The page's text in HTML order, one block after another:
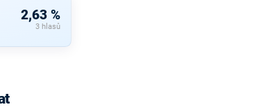
2,63 %
3 hlasů